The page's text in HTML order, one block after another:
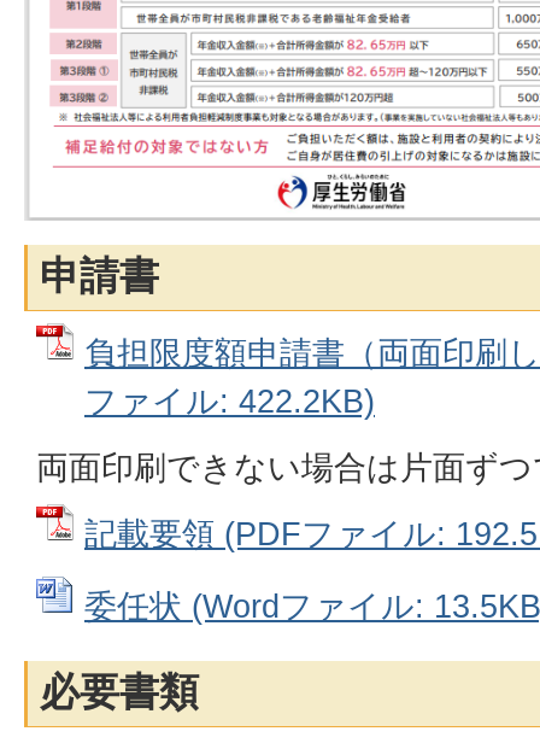
申請書
負担限度額申請書（両面印刷
ファイル: 422.2KB)
両面印刷できない場合は片面ず
記載要領 (PDFファイル:
委任状 (Wordファイル:
必要書類